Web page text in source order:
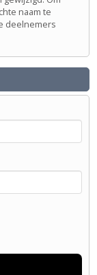
naam te
deelnemers